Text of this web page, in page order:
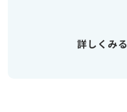
詳しくみる